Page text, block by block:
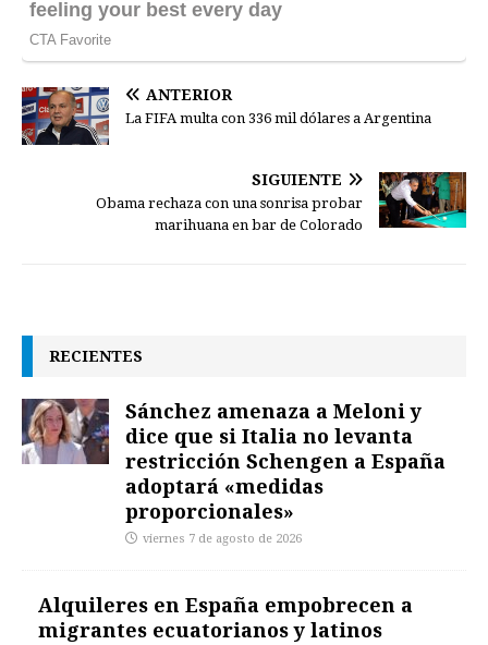
ANTERIOR
La FIFA multa con 336 mil dólares a Argentina
SIGUIENTE
Obama rechaza con una sonrisa probar
marihuana en bar de Colorado
RECIENTES
Sánchez amenaza a Meloni y
dice que si Italia no levanta
restricción Schengen a España
adoptará «medidas
proporcionales»
viernes 7 de agosto de 2026
Alquileres en España empobrecen a
migrantes ecuatorianos y latinos